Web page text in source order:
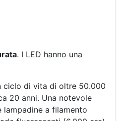
. I LED hanno una
ciclo di vita di oltre 50.000
20 anni. Una notevole
a filamento